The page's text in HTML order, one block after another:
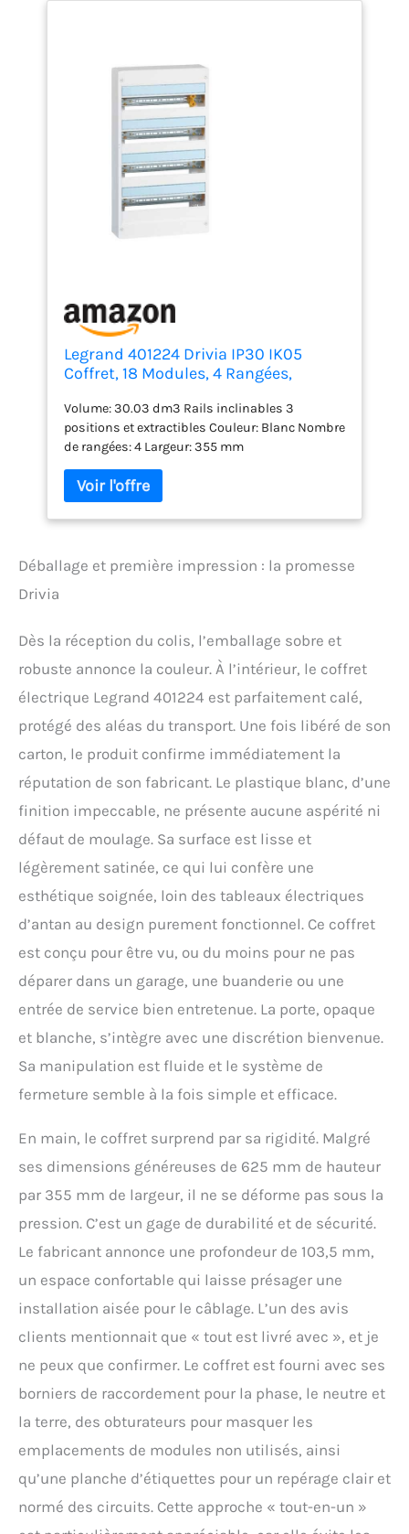
Legrand 401224 Drivia IP30 IK05
Coffret, 18 Modules, 4 Rangées,
Volume: 30.03 dm3 Rails inclinables 3
positions et extractibles Couleur: Blanc Nombre
de rangées: 4 Largeur: 355 mm
Déballage et première impression : la promesse
Drivia
Dès la réception du colis, l’emballage sobre et
robuste annonce la couleur. À l’intérieur, le coffret
électrique Legrand 401224 est parfaitement calé,
protégé des aléas du transport. Une fois libéré de son
carton, le produit confirme immédiatement la
réputation de son fabricant. Le plastique blanc, d’une
finition impeccable, ne présente aucune aspérité ni
défaut de moulage. Sa surface est lisse et
légèrement satinée, ce qui lui confère une
esthétique soignée, loin des tableaux électriques
d’antan au design purement fonctionnel. Ce coffret
est conçu pour être vu, ou du moins pour ne pas
déparer dans un garage, une buanderie ou une
entrée de service bien entretenue. La porte, opaque
et blanche, s’intègre avec une discrétion bienvenue.
Sa manipulation est fluide et le système de
fermeture semble à la fois simple et efficace.
En main, le coffret surprend par sa rigidité. Malgré
ses dimensions généreuses de 625 mm de hauteur
par 355 mm de largeur, il ne se déforme pas sous la
pression. C’est un gage de durabilité et de sécurité.
Le fabricant annonce une profondeur de 103,5 mm,
un espace confortable qui laisse présager une
installation aisée pour le câblage. L’un des avis
clients mentionnait que « tout est livré avec », et je
ne peux que confirmer. Le coffret est fourni avec ses
borniers de raccordement pour la phase, le neutre et
la terre, des obturateurs pour masquer les
emplacements de modules non utilisés, ainsi
qu’une planche d’étiquettes pour un repérage clair et
normé des circuits. Cette approche « tout-en-un »